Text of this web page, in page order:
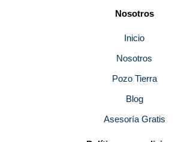
Nosotros
Inicio
Nosotros
Pozo Tierra
Blog
Asesoría Gratis